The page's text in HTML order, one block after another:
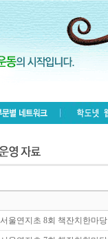
서울연지초 8회 책잔치한마